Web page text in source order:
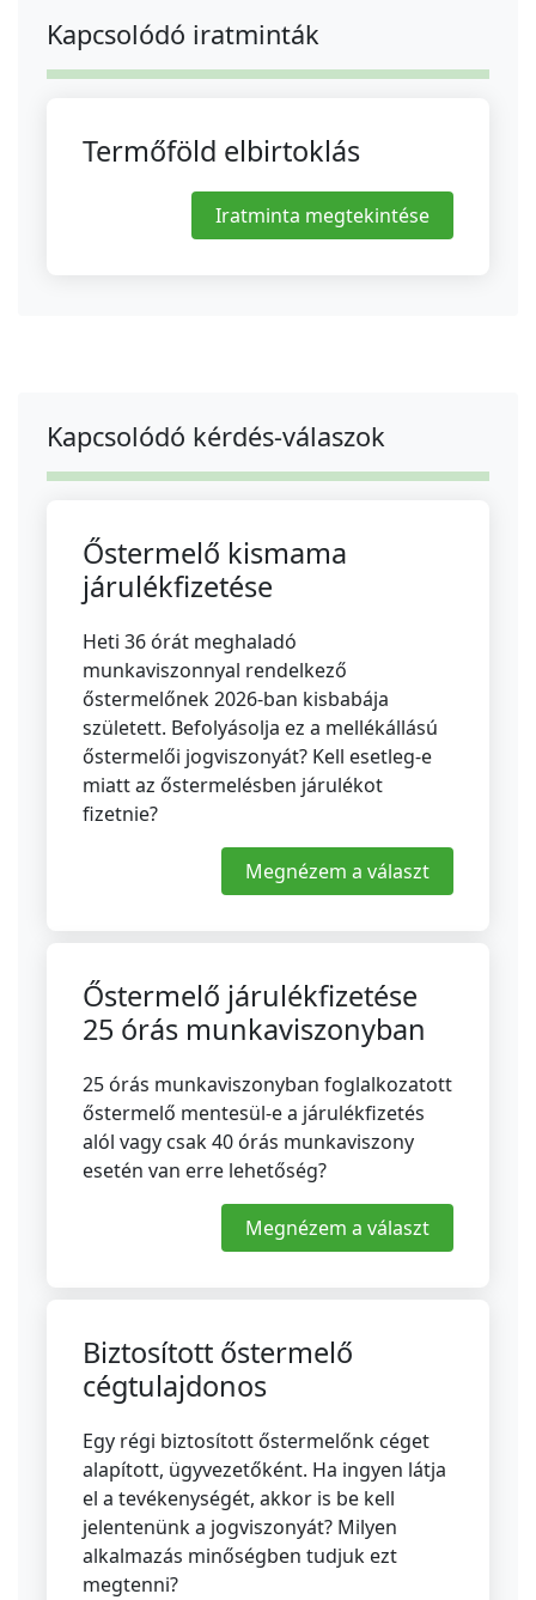
Kapcsolódó iratminták
Termőföld elbirtoklás
Iratminta megtekintése
Kapcsolódó kérdés-válaszok
Őstermelő kismama
járulékfizetése
Heti 36 órát meghaladó
munkaviszonnyal rendelkező
őstermelőnek 2026-ban kisbabája
született. Befolyásolja ez a mellékállású
őstermelői jogviszonyát? Kell esetleg-e
miatt az őstermelésben járulékot
fizetnie?
Megnézem a választ
Őstermelő járulékfizetése
25 órás munkaviszonyban
25 órás munkaviszonyban foglalkozatott
őstermelő mentesül-e a járulékfizetés
alól vagy csak 40 órás munkaviszony
esetén van erre lehetőség?
Megnézem a választ
Biztosított őstermelő
cégtulajdonos
Egy régi biztosított őstermelőnk céget
alapított, ügyvezetőként. Ha ingyen látja
el a tevékenységét, akkor is be kell
jelentenünk a jogviszonyát? Milyen
alkalmazás minőségben tudjuk ezt
megtenni?